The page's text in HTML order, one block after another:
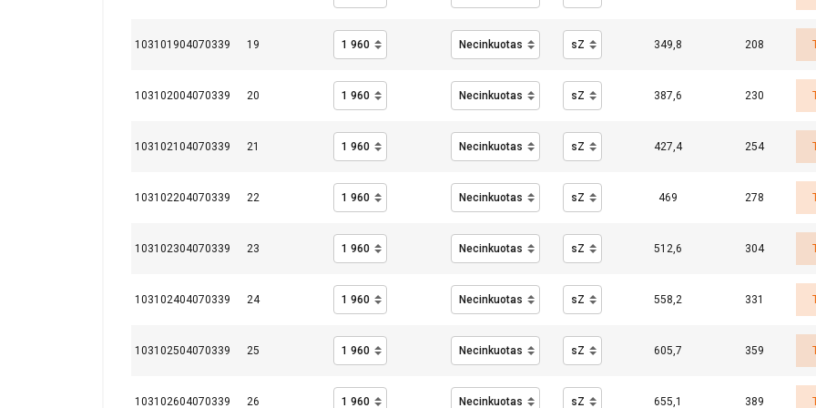
103101904070339 19 349,8 208
103102004070339 20 387,6 230
103102104070339 21 427,4 254
103102204070339 22 469 278
103102304070339 23 512,6 304
103102404070339 24 558,2 331
103102504070339 25 605,7 359
103102604070339 26 655,1 389
6 x d
30 x
208 18 35
43-48 367 21 0,61
288 24 48